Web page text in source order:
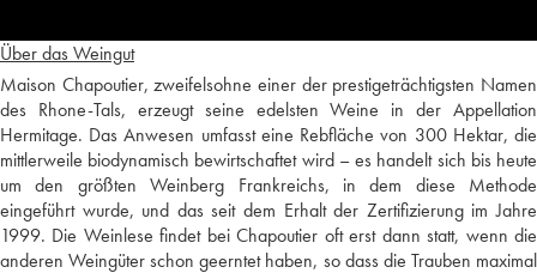
Über das Weingut
Maison Chapoutier, zweifelsohne einer der prestigeträchtigsten Namen
des Rhone-Tals, erzeugt seine edelsten Weine in der Appellation
Hermitage. Das Anwesen umfasst eine Rebfläche von 300 Hektar, die
mittlerweile biodynamisch bewirtschaftet wird – es handelt sich bis heute
um den größten Weinberg Frankreichs, in dem diese Methode
eingeführt wurde, und das seit dem Erhalt der Zertifizierung im Jahre
1999. Die Weinlese findet bei Chapoutier oft erst dann statt, wenn die
anderen Weingüter schon geerntet haben, so dass die Trauben maximal